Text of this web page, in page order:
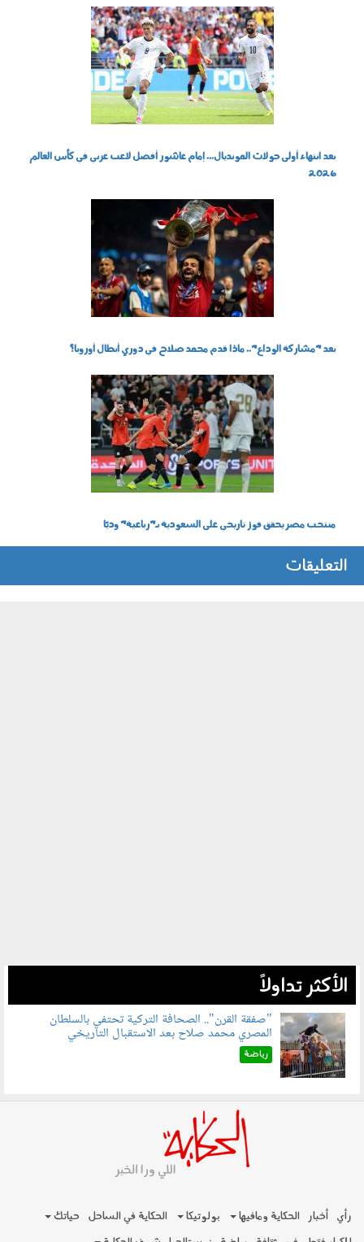
بعد انتهاء أولى جولات المونديال... إمام عاشور أفضل لاعب عربي في كأس العالم
2026
بعد "مشاركة الوداع".. ماذا قدم محمد صلاح في دوري أبطال أوروبا؟
منتخب مصر يحقق فوز تاريخي على السعودية بـ"رباعية" وديًا
التعليقات
الأكثر تداولاً
070801.jpg
"صفقة القرن".. الصحافة التركية تحتفي بالسلطان
المصري محمد صلاح بعد الاستقبال التاريخي
رياضة
رأي أخبار الحكاية ومافيها بولوتيكا الحكاية في الساحل
حياتك